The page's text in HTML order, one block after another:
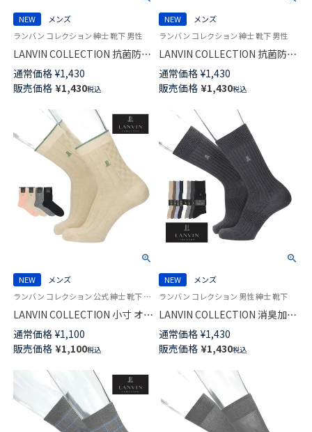
NEW
メンズ
ランバン コレクション 紳士 靴下 男性
LANVIN COLLECTION 抗菌防臭
千鳥格子切替 Hiゲージ ミドル
丈 カジュアル ソックス メンズ
02412145
通常価格 ¥1,430
販売価格 ¥1,430税込
NEW
メンズ
ランバン コレクション 紳士 靴下 男性
LANVIN COLLECTION 抗菌防臭
Hiゲージ ALOHAパリデザイン
ミドル丈 カジュアル ソックス
メンズ 02412144
通常価格 ¥1,430
販売価格 ¥1,430税込
NEW
メンズ
ランバン コレクション 公式 紳士 靴下 男性
LANVIN COLLECTION 小寸 オー
ガニックコットン混 アシンメト
リー リンクス 20cm ミドル丈
カジュアル ソックス メンズ
02412142
通常価格 ¥1,100
販売価格 ¥1,100税込
NEW
メンズ
ランバン コレクション 男性 紳士 靴下
LANVIN COLLECTION 消臭加工
土踏まずサポート 綿レーヨン混
JL両面刺しゅう クルー丈 カジ
ュアル ソックス メンズ 日本製
02412075
通常価格 ¥1,430
販売価格 ¥1,430税込